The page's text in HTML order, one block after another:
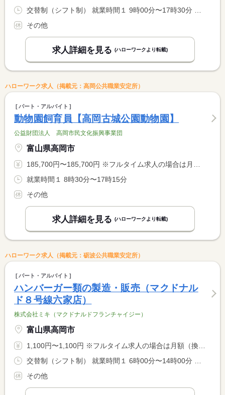
その他
求人詳細を見る (ハローワークより転載)
ハローワーク求人（掲載元：高岡公共職業安定所）
パート・アルバイト
動物園飼育員【高岡古城公園動物園】
公益財団法人 高岡市民文化振興事業団
富山県高岡市
185,700円〜185,700円 ※フルタイム求人の場合は月額（換算額）、パート求人の場合は時間額を表示しています。
就業時間１ 8時30分〜17時15分
その他
求人詳細を見る (ハローワークより転載)
ハローワーク求人（掲載元：砺波公共職業安定所）
パート・アルバイト
ハンバーガー類の製造・販売（マクドナル
ド８号線六家店）
株式会社ミキ（マクドナルドフランチャイジー）
富山県高岡市
1,100円〜1,100円 ※フルタイム求人の場合は月額（換算額）、パート求人の場合は時間額を表示しています。
その他